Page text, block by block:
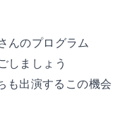
んのプログラム
しましょう
も出演するこの機会